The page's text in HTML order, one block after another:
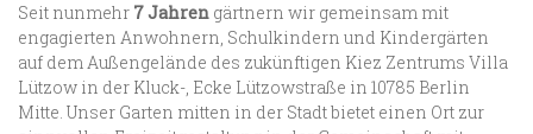
Seit nunmehr 7 Jahren gärtnern wir gemeinsam mit
engagierten Anwohnern, Schulkindern und Kindergärten
auf dem Außengelände des zukünftigen Kiez Zentrums Villa
Lützow in der Kluck-, Ecke Lützowstraße in 10785 Berlin
Mitte. Unser Garten mitten in der Stadt bietet einen Ort zur